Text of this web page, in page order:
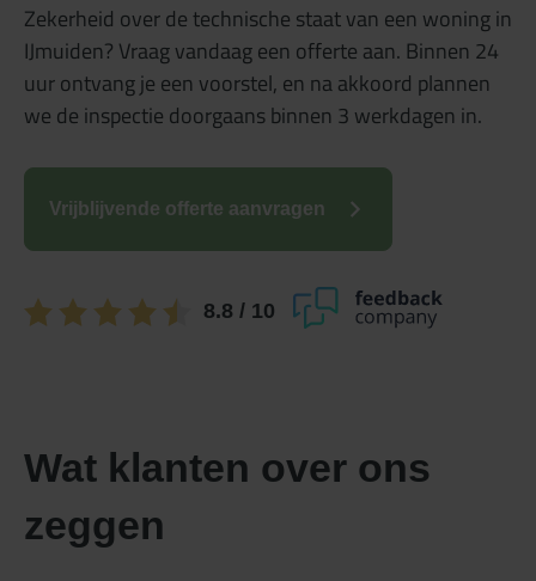
Zekerheid over de technische staat van een woning in
IJmuiden? Vraag vandaag een offerte aan. Binnen 24
uur ontvang je een voorstel, en na akkoord plannen
we de inspectie doorgaans binnen 3 werkdagen in.
Vrijblijvende offerte aanvragen
8.8 / 10
Wat klanten over ons
zeggen